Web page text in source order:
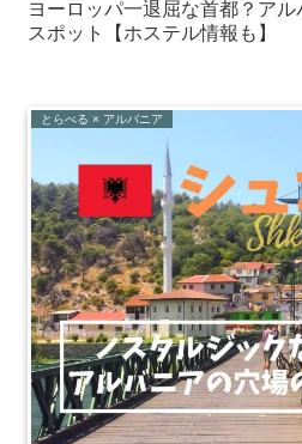
ヨーロッパ一退屈な首都？ア
スポット【ホステル情報も】
とらべる × アルバニア